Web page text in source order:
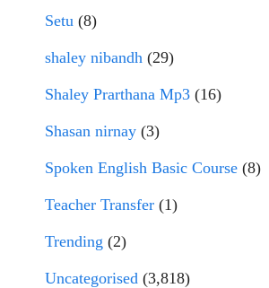
Setu (8)
shaley nibandh (29)
Shaley Prarthana Mp3 (16)
Shasan nirnay (3)
Spoken English Basic Course (8)
Teacher Transfer (1)
Trending (2)
Uncategorised (3,818)